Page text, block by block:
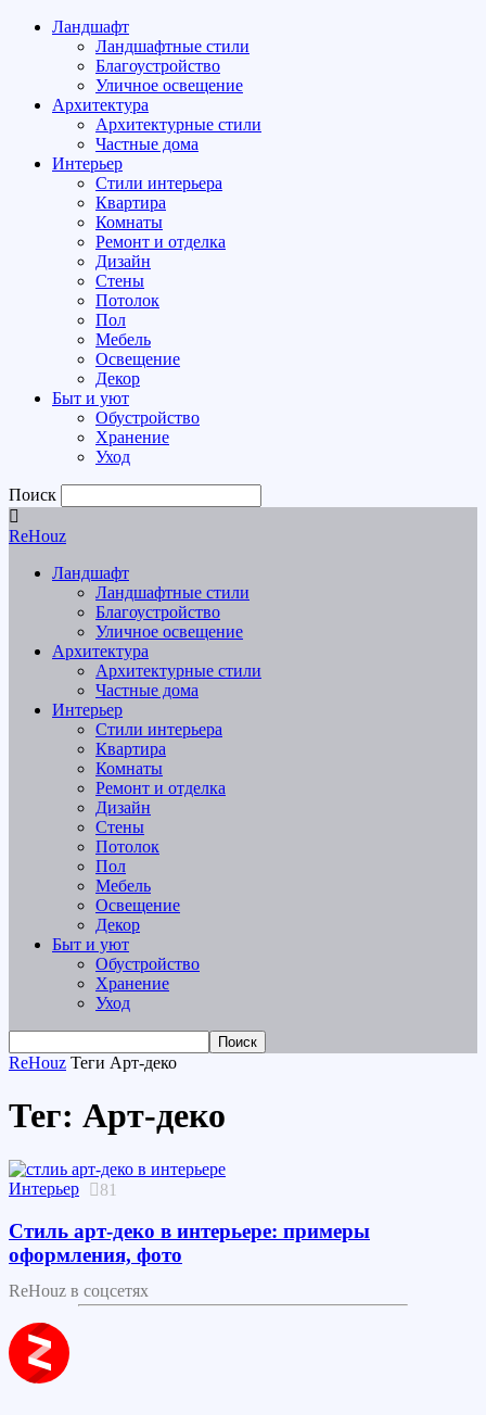
Ландшафт
Ландшафтные стили
Благоустройство
Уличное освещение
Архитектура
Архитектурные стили
Частные дома
Интерьер
Стили интерьера
Квартира
Комнаты
Ремонт и отделка
Дизайн
Стены
Потолок
Пол
Мебель
Освещение
Декор
Быт и уют
Обустройство
Хранение
Уход
Поиск
ReHouz
Ландшафт
Ландшафтные стили
Благоустройство
Уличное освещение
Архитектура
Архитектурные стили
Частные дома
Интерьер
Стили интерьера
Квартира
Комнаты
Ремонт и отделка
Дизайн
Стены
Потолок
Пол
Мебель
Освещение
Декор
Быт и уют
Обустройство
Хранение
Уход
ReHouz Теги Арт-деко
Тег: Арт-деко
Интерьер 81
Стиль арт-деко в интерьере: примеры
оформления, фото
ReHouz в соцсетях